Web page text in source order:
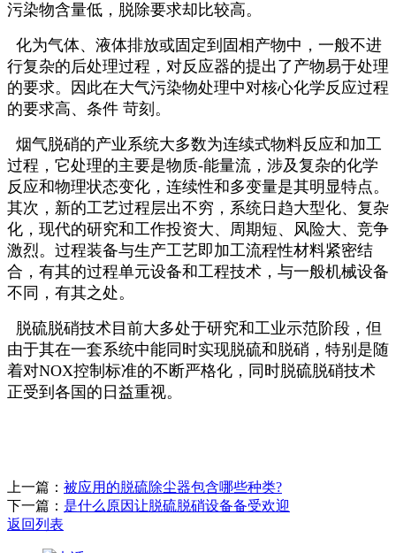
污染物含量低，脱除要求却比较高。
化为气体、液体排放或固定到固相产物中，一般不进
行复杂的后处理过程，对反应器的提出了产物易于处理
的要求。因此在大气污染物处理中对核心化学反应过程
的要求高、条件 苛刻。
烟气脱硝的产业系统大多数为连续式物料反应和加工
过程，它处理的主要是物质-能量流，涉及复杂的化学
反应和物理状态变化，连续性和多变量是其明显特点。
其次，新的工艺过程层出不穷，系统日趋大型化、复杂
化，现代的研究和工作投资大、周期短、风险大、竞争
激烈。过程装备与生产工艺即加工流程性材料紧密结
合，有其的过程单元设备和工程技术，与一般机械设备
不同，有其之处。
脱硫脱硝技术目前大多处于研究和工业示范阶段，但
由于其在一套系统中能同时实现脱硫和脱硝，特别是随
着对NOX控制标准的不断严格化，同时脱硫脱硝技术
正受到各国的日益重视。
上一篇： 被应用的脱硫除尘器包含哪些种类?
下一篇： 是什么原因让脱硫脱硝设备备受欢迎
返回列表